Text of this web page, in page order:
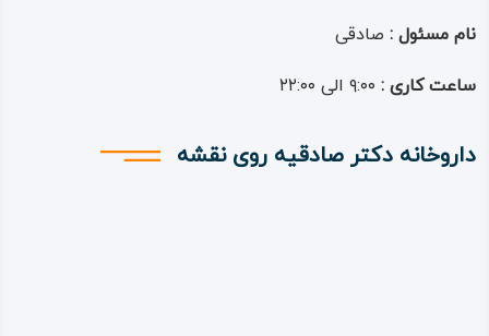
نام مسئول : صادقی
ساعت کاری :
داروخانه دکتر صادقیه روی نقشه